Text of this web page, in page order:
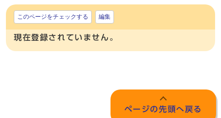
このページをチェックする 編集
現在登録されていません。
ページの先頭へ戻る